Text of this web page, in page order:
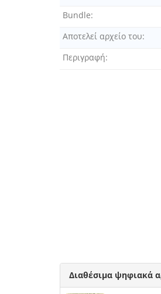
Bundle
Αποτελεί αρχείο του
Περιγραφή
Διαθέσιμα ψηφιακά